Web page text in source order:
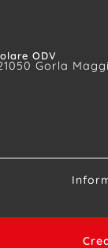
ODV
Gorla